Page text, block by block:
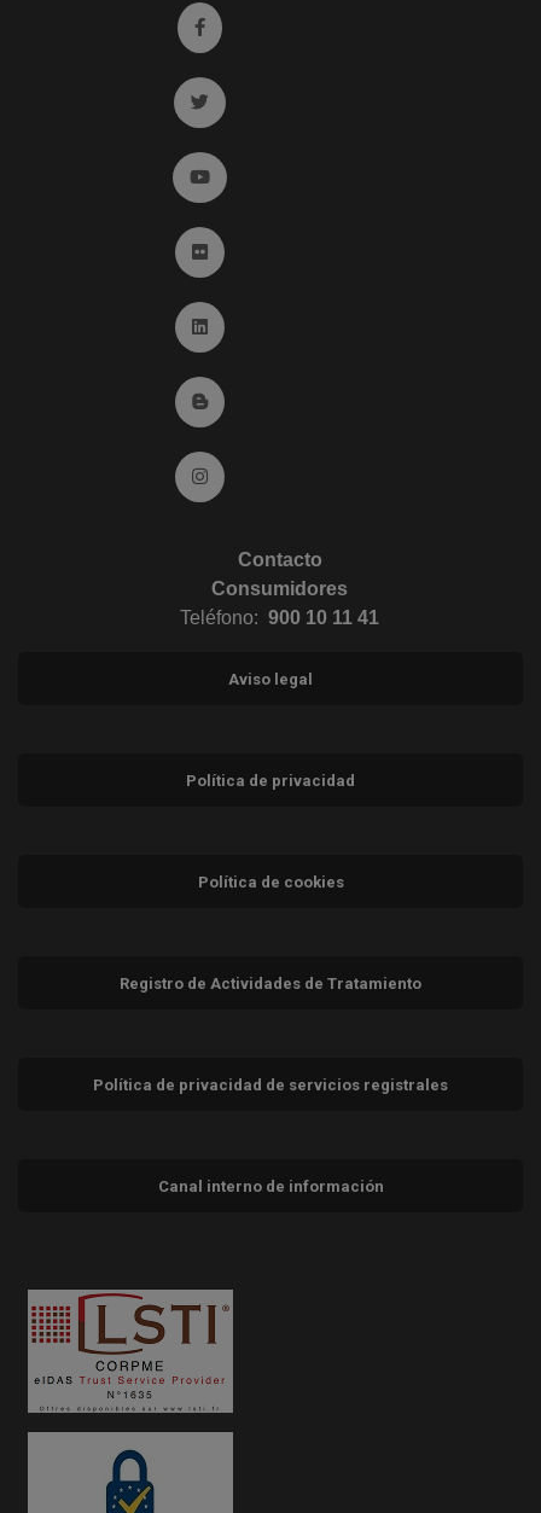
Ir a facebook (abre en ventana nueva)
Ir a twitter (abre en ventana nueva)
Ir a YouTube (abre en ventana nueva)
Ir a Flickr (abre en ventana nueva)
Ir a Linkedin (abre en ventana nueva)
Ir al Blog (abre en ventana nueva)
Ir a Instagram (abre en ventana nueva)
Contacto
Consumidores
Teléfono: 900 10 11 41
Aviso legal
Política de privacidad
Política de cookies
Registro de Actividades de Tratamiento
Política de privacidad de servicios registrales
Canal interno de información